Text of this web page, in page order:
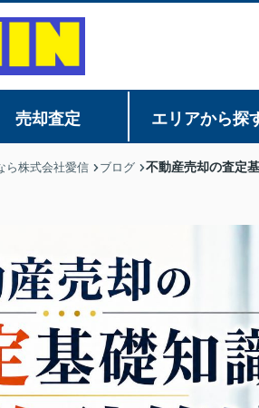
売却査定 エリアから探
ら株式会社愛信 ブログ 不動産売却の査定